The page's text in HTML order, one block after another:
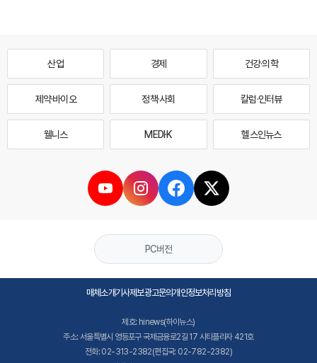
산업 경제 건강·의학
제약·바이오 정책·사회 칼럼·인터뷰
웰니스 MEDI·K 헬스인뉴스
PC버전
매체소개기사제보광고문의개인정보처리방침
제호: hinews(하이뉴스)
주소: 서울특별시 영등포구 국제금융로2길 17 시티플라자 421호
전화: 02-313-2382(편집국: 02-782-2382)